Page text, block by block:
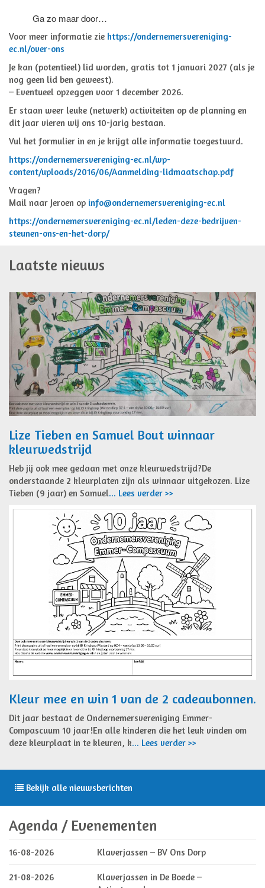
Ga zo maar door…
Voor meer informatie zie https://ondernemersvereniging-
ec.nl/over-ons
Je kan (potentieel) lid worden, gratis tot 1 januari 2027 (als je
nog geen lid ben geweest).
– Eventueel opzeggen voor 1 december 2026.
Er staan weer leuke (netwerk) activiteiten op de planning en
dit jaar vieren wij ons 10-jarig bestaan.
Vul het formulier in en je krijgt alle informatie toegestuurd.
https://ondernemersvereniging-ec.nl/wp-
content/uploads/2016/06/Aanmelding-lidmaatschap.pdf
Vragen?
Mail naar Jeroen op info@ondernemersvereniging-ec.nl
https://ondernemersvereniging-ec.nl/leden-deze-bedrijven-
steunen-ons-en-het-dorp/
Laatste nieuws
Lize Tieben en Samuel Bout winnaar
kleurwedstrijd
Heb jij ook mee gedaan met onze kleurwedstrijd?De
onderstaande 2 kleurplaten zijn als winnaar uitgekozen. Lize
Tieben (9 jaar) en Samuel... Lees verder >>
Kleur mee en win 1 van de 2 cadeaubonnen.
Dit jaar bestaat de Ondernemersvereniging Emmer-
Compascuum 10 jaar!En alle kinderen die het leuk vinden om
deze kleurplaat in te kleuren, k... Lees verder >>
Bekijk alle nieuwsberichten
Agenda / Evenementen
16-08-2026 Klaverjassen – BV Ons Dorp
21-08-2026
Klaverjassen in De Boede –